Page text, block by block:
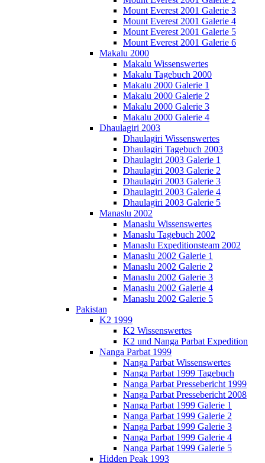
Mount Everest 2001 Galerie 3
Mount Everest 2001 Galerie 4
Mount Everest 2001 Galerie 5
Mount Everest 2001 Galerie 6
Makalu 2000
Makalu Wissenswertes
Makalu Tagebuch 2000
Makalu 2000 Galerie 1
Makalu 2000 Galerie 2
Makalu 2000 Galerie 3
Makalu 2000 Galerie 4
Dhaulagiri 2003
Dhaulagiri Wissenswertes
Dhaulagiri Tagebuch 2003
Dhaulagiri 2003 Galerie 1
Dhaulagiri 2003 Galerie 2
Dhaulagiri 2003 Galerie 3
Dhaulagiri 2003 Galerie 4
Dhaulagiri 2003 Galerie 5
Manaslu 2002
Manaslu Wissenswertes
Manaslu Tagebuch 2002
Manaslu Expeditionsteam 2002
Manaslu 2002 Galerie 1
Manaslu 2002 Galerie 2
Manaslu 2002 Galerie 3
Manaslu 2002 Galerie 4
Manaslu 2002 Galerie 5
Pakistan
K2 1999
K2 Wissenswertes
K2 und Nanga Parbat Expedition
Nanga Parbat 1999
Nanga Parbat Wissenswertes
Nanga Parbat 1999 Tagebuch
Nanga Parbat Pressebericht 1999
Nanga Parbat Pressebericht 2008
Nanga Parbat 1999 Galerie 1
Nanga Parbat 1999 Galerie 2
Nanga Parbat 1999 Galerie 3
Nanga Parbat 1999 Galerie 4
Nanga Parbat 1999 Galerie 5
Hidden Peak 1993